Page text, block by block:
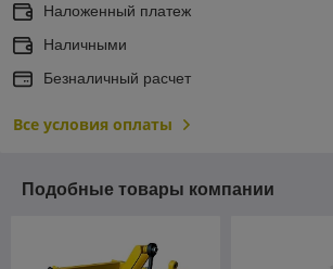
Наложенный платеж
Наличными
Безналичный расчет
Все условия оплаты
Подобные товары компании